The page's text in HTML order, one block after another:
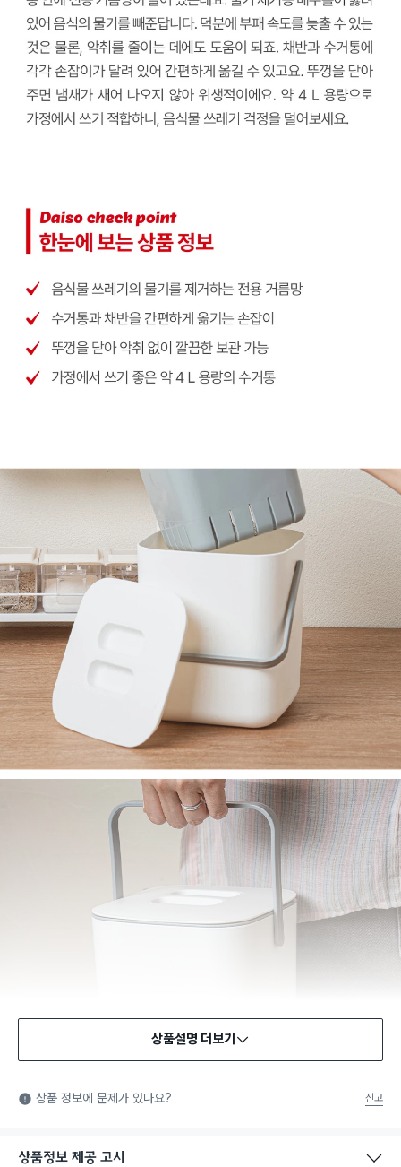
상품설명 더보기
상품 정보에 문제가 있나요? 신고
상품정보 제공 고시